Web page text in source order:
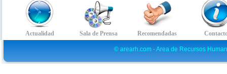
© arearh.com - Area de Recursos